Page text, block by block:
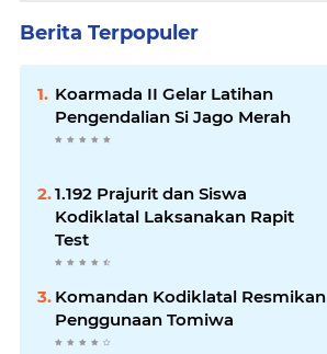
Berita Terpopuler
Koarmada II Gelar Latihan
Pengendalian Si Jago Merah
1.192 Prajurit dan Siswa
Kodiklatal Laksanakan Rapit
Test
Komandan Kodiklatal Resmikan
Penggunaan Tomiwa